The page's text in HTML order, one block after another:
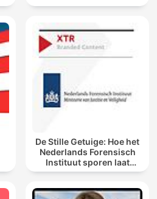
De Stille Getuige: Hoe het
Nederlands Forensisch
Instituut sporen laat
spreken